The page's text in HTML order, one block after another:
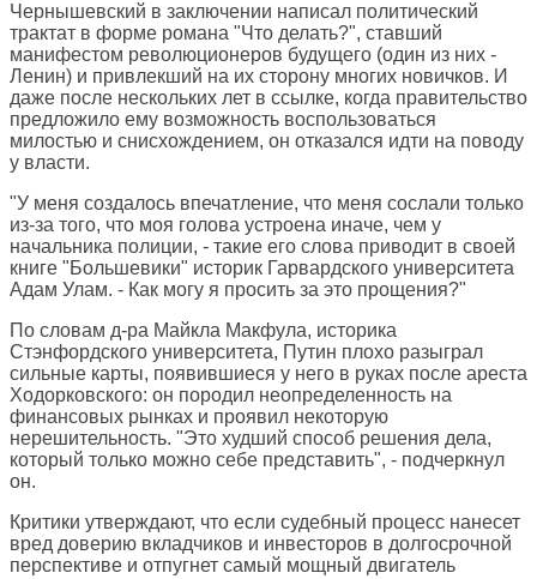
Чернышевский в заключении написал политический
трактат в форме романа "Что делать?", ставший
манифестом революционеров будущего (один из них -
Ленин) и привлекший на их сторону многих новичков. И
даже после нескольких лет в ссылке, когда правительство
предложило ему возможность воспользоваться
милостью и снисхождением, он отказался идти на поводу
у власти.
"У меня создалось впечатление, что меня сослали только
из-за того, что моя голова устроена иначе, чем у
начальника полиции, - такие его слова приводит в своей
книге "Большевики" историк Гарвардского университета
Адам Улам. - Как могу я просить за это прощения?"
По словам д-ра Майкла Макфула, историка
Стэнфордского университета, Путин плохо разыграл
сильные карты, появившиеся у него в руках после ареста
Ходорковского: он породил неопределенность на
финансовых рынках и проявил некоторую
нерешительность. "Это худший способ решения дела,
который только можно себе представить", - подчеркнул
он.
Критики утверждают, что если судебный процесс нанесет
вред доверию вкладчиков и инвесторов в долгосрочной
перспективе и отпугнет самый мощный двигатель